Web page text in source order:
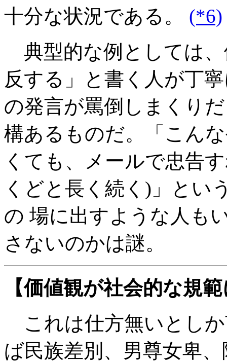
十分な状況である。 (*6)
典型的な例としては
反する」と書く人が丁
の発言が罵倒しまくり
構あるものだ。「こん
くても、メールで忠告
くどと長く続く)」とい
の 場に出すような人も
さないのかは謎。
【価値観が社会的な規
これは仕方無いとし
ば民族差別、男尊女卑